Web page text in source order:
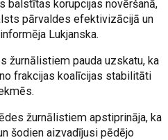
balstītas korupcijas novēršanā,
pārvaldes efektivizācijā un
Lukjanska.
žurnālistiem pauda uzskatu, ka
frakcijas koalīcijas stabilitāti
žurnālistiem apstiprināja, ka
šodien aizvadījusi pēdējo